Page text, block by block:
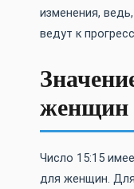
изменения,
ведут к
женщин
Число 15:15
для женщин.